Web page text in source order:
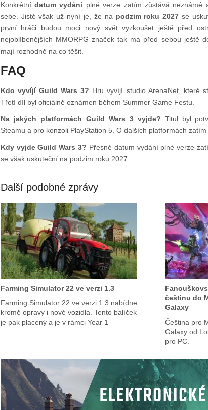
Konkrétnídatum vydáníplné verze zatím zůstává neznámé
sebe. Jisté však už nyní je, že na podzim roku 2027 se
první hráči budou moci nový svět vyzkoušet ještě před
nejoblíbenějších MMORPG značek tak má před sebou ještě
mají rozhodně na co těšit.
FAQ
Kdo vyvíjí Guild Wars 3? Hru vyvíjí studio ArenaNet, které
Třetí díl byl oficiálně oznámen během Summer Game Festu.
Na jakých platformách Guild Wars 3 vyjde? Titul byl
Steamu a pro konzoli PlayStation 5. O dalších platformách
Kdy vyjde Guild Wars 3? Přesné datum vydání plné verze
se však uskuteční na podzim roku 2027.
Další podobné zprávy
Farming Simulator 22 ve verzi 1.3
Farming Simulator 22 ve verzi 1.3 nabídne
kromě opravy i nové vozidla. Tento balíček
je pak placený a je v rámci Year 1
češtinu do
Galaxy
Čeština pro
Galaxy od
pro PC.